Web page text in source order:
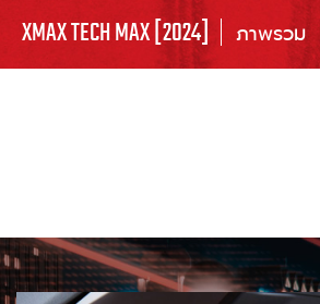
XMAX TECH MAX [2024] ภาพรวม